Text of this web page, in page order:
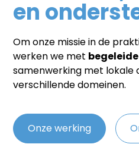
en
Om onze missie in de
werken we met
samenwerking met lokale
verschillende domeinen.
Onze werking